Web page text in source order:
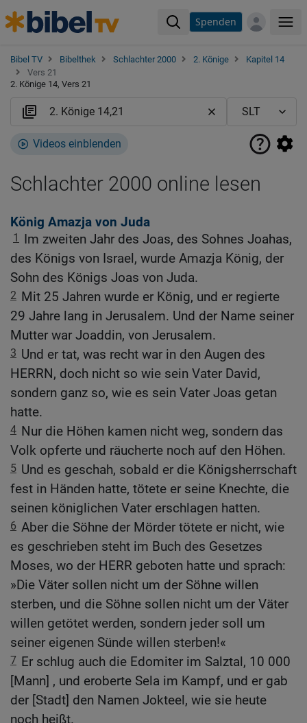
Spenden
Bibel TV Bibelthek Schlachter 2000 2. Könige
Kapitel 14
Vers 21
2. Könige 14, Vers 21
Videos einblenden
Schlachter 2000 online lesen
König Amazja von Juda
1
Im zweiten Jahr des Joas, des Sohnes Joahas,
des Königs von Israel, wurde Amazja König, der
Sohn des Königs Joas von Juda.
2 Mit 25 Jahren wurde er König, und er regierte
29 Jahre lang in Jerusalem. Und der Name seiner
Mutter war Joaddin, von Jerusalem.
3 Und er tat, was recht war in den Augen des
HERRN, doch nicht so wie sein Vater David,
sondern ganz so, wie es sein Vater Joas getan
hatte.
4 Nur die Höhen kamen nicht weg, sondern das
Volk opferte und räucherte noch auf den Höhen.
5 Und es geschah, sobald er die Königsherrschaft
fest in Händen hatte, tötete er seine Knechte, die
seinen königlichen Vater erschlagen hatten.
6 Aber die Söhne der Mörder tötete er nicht, wie
es geschrieben steht im Buch des Gesetzes
Moses, wo der HERR geboten hatte und sprach:
»Die Väter sollen nicht um der Söhne willen
sterben, und die Söhne sollen nicht um der Väter
willen getötet werden, sondern jeder soll um
seiner eigenen Sünde willen sterben!«
7 Er schlug auch die Edomiter im Salztal, 10 000
[Mann] , und eroberte Sela im Kampf, und er gab
der [Stadt] den Namen Jokteel, wie sie heute
noch heißt.